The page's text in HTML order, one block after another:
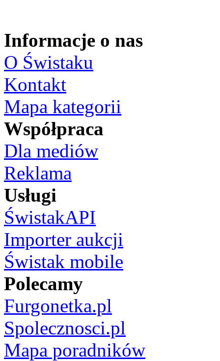
Informacje o nas
O Świstaku
Kontakt
Mapa kategorii
Współpraca
Dla mediów
Reklama
Usługi
ŚwistakAPI
Importer aukcji
Świstak mobile
Polecamy
Furgonetka.pl
Spolecznosci.pl
Mapa poradników